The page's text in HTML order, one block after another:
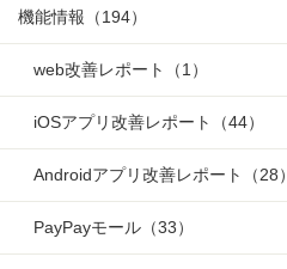
機能情報 （194）
web改善レポート （1）
iOSアプリ改善レポート （44）
Androidアプリ改善レポート （28）
PayPayモール （33）